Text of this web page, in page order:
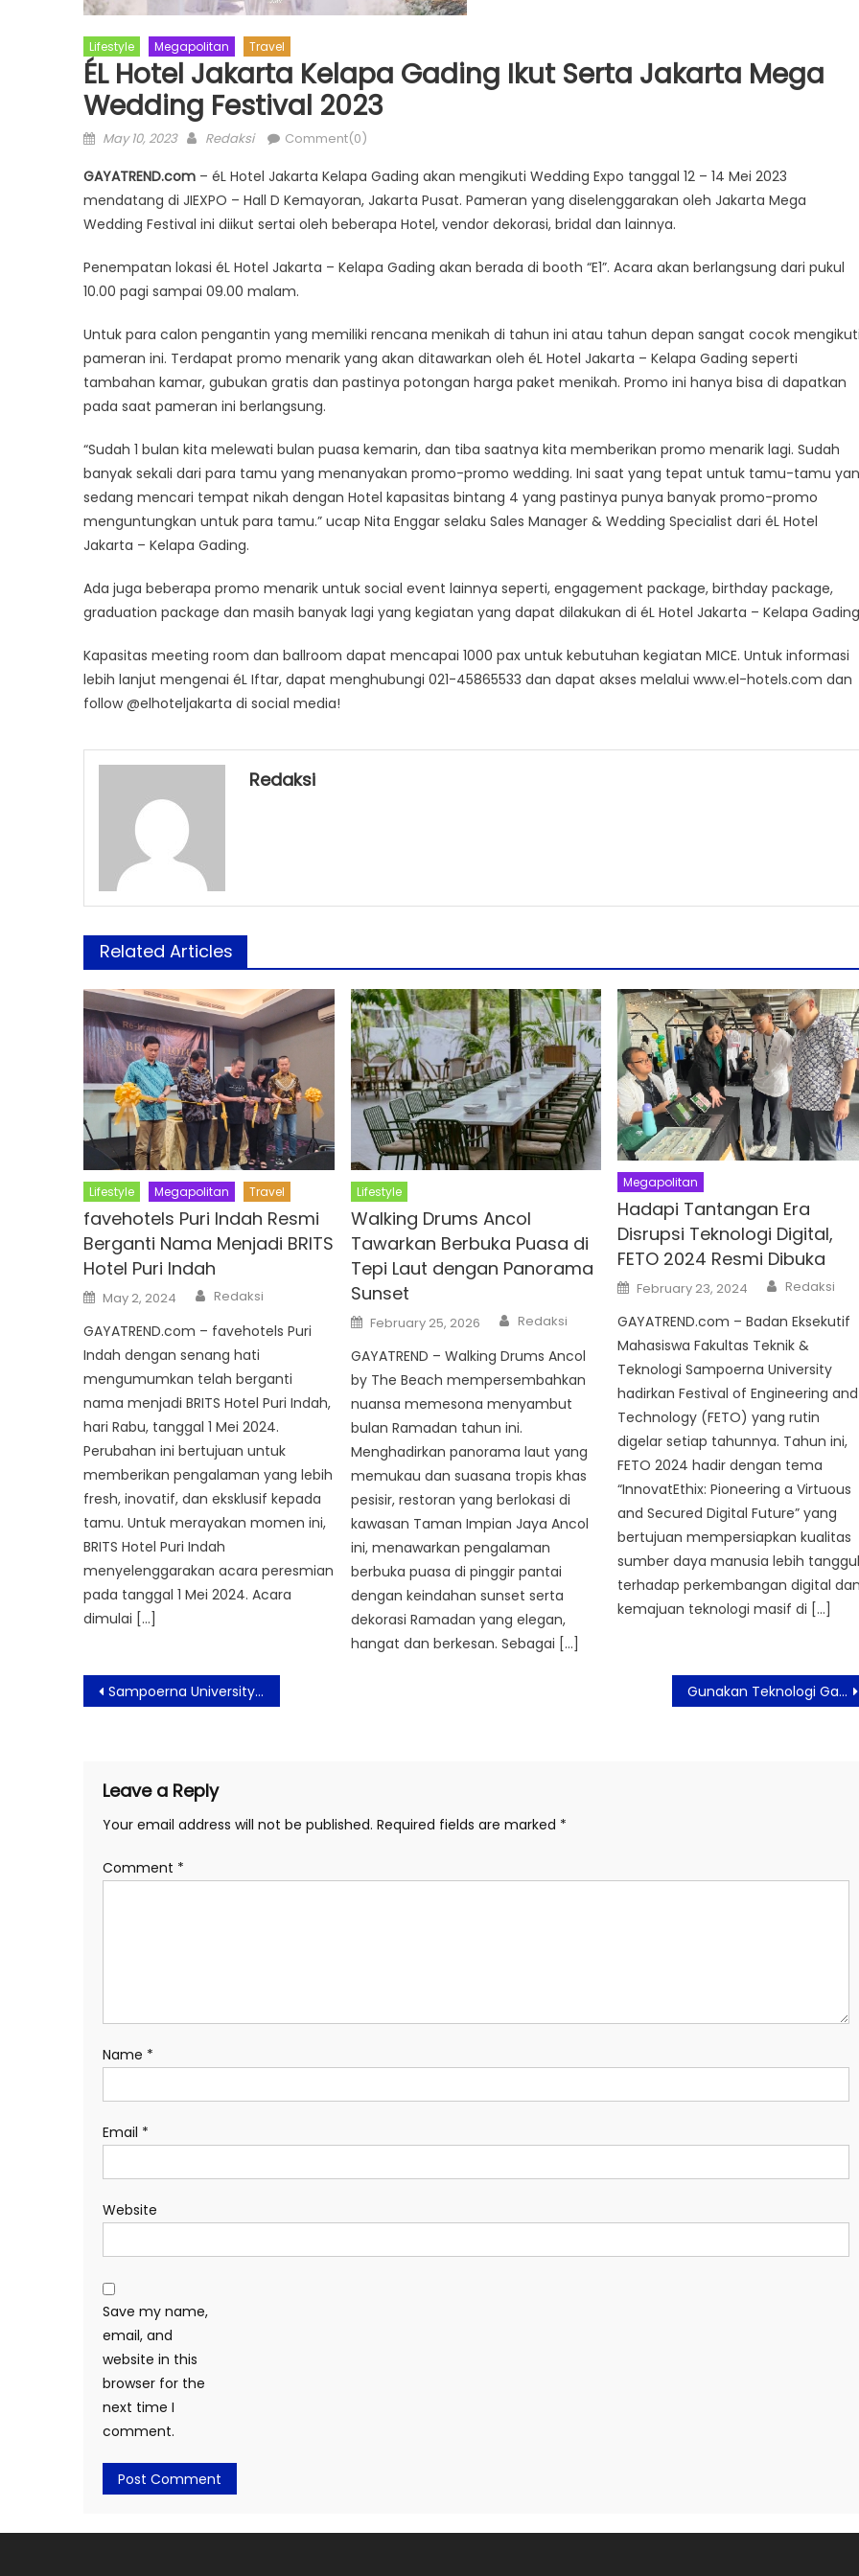
Lifestyle Megapolitan Travel
ÉL Hotel Jakarta Kelapa Gading Ikut Serta Jakarta Mega
Wedding Festival 2023
Posted
May 10, 2023 Author
Redaksi Comment(0)
GAYATREND.com – éL Hotel Jakarta Kelapa Gading akan mengikuti Wedding Expo tanggal 12 – 14 Mei 2023
mendatang di JIEXPO – Hall D Kemayoran, Jakarta Pusat. Pameran yang diselenggarakan oleh Jakarta Mega
Wedding Festival ini diikut sertai oleh beberapa Hotel, vendor dekorasi, bridal dan lainnya.
Penempatan lokasi éL Hotel Jakarta – Kelapa Gading akan berada di booth “E1”. Acara akan berlangsung dari pukul
10.00 pagi sampai 09.00 malam.
Untuk para calon pengantin yang memiliki rencana menikah di tahun ini atau tahun depan sangat cocok
pameran ini. Terdapat promo menarik yang akan ditawarkan oleh éL Hotel Jakarta – Kelapa Gading seperti
tambahan kamar, gubukan gratis dan pastinya potongan harga paket menikah. Promo ini hanya bisa di dapatkan
pada saat pameran ini berlangsung.
“Sudah 1 bulan kita melewati bulan puasa kemarin, dan tiba saatnya kita memberikan promo menarik lagi. Sudah
banyak sekali dari para tamu yang menanyakan promo-promo wedding. Ini saat yang tepat untuk tamu-tamu
sedang mencari tempat nikah dengan Hotel kapasitas bintang 4 yang pastinya punya banyak promo-promo
menguntungkan untuk para tamu.” ucap Nita Enggar selaku Sales Manager & Wedding Specialist dari éL Hotel
Jakarta – Kelapa Gading.
Ada juga beberapa promo menarik untuk social event lainnya seperti, engagement package, birthday package,
graduation package dan masih banyak lagi yang kegiatan yang dapat dilakukan di éL Hotel Jakarta – Kelapa
Kapasitas meeting room dan ballroom dapat mencapai 1000 pax untuk kebutuhan kegiatan MICE. Untuk informasi
lebih lanjut mengenai éL Iftar, dapat menghubungi 021-45865533 dan dapat akses melalui www.el-hotels.com dan
follow @elhoteljakarta di social media!
Redaksi
Related Articles
Lifestyle Megapolitan Travel
favehotels Puri Indah Resmi
Berganti Nama Menjadi BRITS
Hotel Puri Indah
Posted
on
May 2, 2024 Author
Redaksi
GAYATREND.com – favehotels Puri
Indah dengan senang hati
mengumumkan telah berganti
nama menjadi BRITS Hotel Puri Indah,
hari Rabu, tanggal 1 Mei 2024.
Perubahan ini bertujuan untuk
memberikan pengalaman yang lebih
fresh, inovatif, dan eksklusif kepada
tamu. Untuk merayakan momen ini,
BRITS Hotel Puri Indah
menyelenggarakan acara peresmian
pada tanggal 1 Mei 2024. Acara
dimulai […]
Lifestyle
Walking Drums Ancol
Tawarkan Berbuka Puasa di
Tepi Laut dengan Panorama
Sunset
Posted
on
February 25, 2026 Author
Redaksi
GAYATREND – Walking Drums Ancol
by The Beach mempersembahkan
nuansa memesona menyambut
bulan Ramadan tahun ini.
Menghadirkan panorama laut yang
memukau dan suasana tropis khas
pesisir, restoran yang berlokasi di
kawasan Taman Impian Jaya Ancol
ini, menawarkan pengalaman
berbuka puasa di pinggir pantai
dengan keindahan sunset serta
dekorasi Ramadan yang elegan,
hangat dan berkesan. Sebagai […]
Megapolitan
Hadapi Tantangan Era
Disrupsi Teknologi Digital,
FETO 2024 Resmi Dibuka
Posted
on
February 23, 2024 Author
Redaksi
GAYATREND.com – Badan Eksekutif
Mahasiswa Fakultas Teknik &
Teknologi Sampoerna University
hadirkan Festival of Engineering and
Technology (FETO) yang rutin
digelar setiap tahunnya. Tahun ini,
FETO 2024 hadir dengan tema
“InnovatEthix: Pioneering a Virtuous
and Secured Digital Future” yang
bertujuan mempersiapkan kualitas
sumber daya manusia lebih
terhadap perkembangan digital
kemajuan teknologi masif di […]
Post
navigation
Sampoerna University Ajak Pelajar SMA Berpikir Inovatif Demi Hadirkan Solusi Untuk Masalah Global Gunakan Teknologi Garmin, Tiga Atlet Indonesia Meraih Sukses di SEA Games 2023
Leave a Reply
Your email address will not be published. Required fields are marked *
Comment *
Name *
Email *
Website
Save my name,
email, and
website in this
browser for the
next time I
comment.